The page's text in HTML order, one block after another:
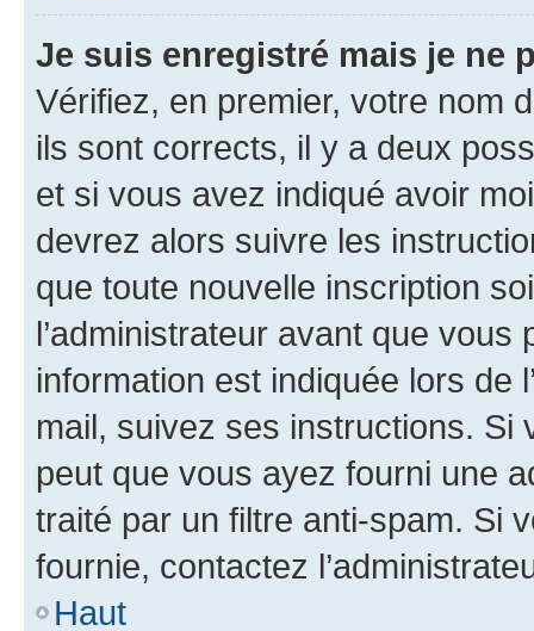
Je suis enregistré mais je ne
Vérifiez, en premier, votre nom
ils sont corrects, il y a deux
et si vous avez indiqué avoir
devrez alors suivre les
que toute nouvelle inscription
l’administrateur avant que
information est indiquée lors de
mail, suivez ses instructions. Si
peut que vous ayez fourni une
traité par un filtre anti-spam. Si
fournie, contactez
Haut